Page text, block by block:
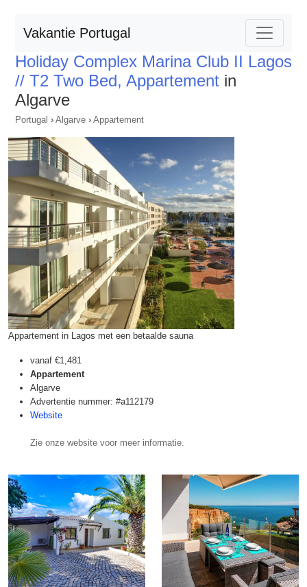
Vakantie Portugal
Holiday Complex Marina Club II Lagos
// T2 Two Bed, Appartement in
Algarve
Portugal › Algarve › Appartement
Appartement in Lagos met een betaalde sauna
vanaf €1,481
Appartement
Algarve
Advertentie nummer: #a112179
Website
Zie onze website voor meer informatie.